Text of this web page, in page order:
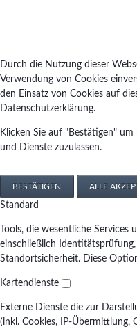
Durch die Nutzung dieser
Verwendung von Cookies
den Einsatz von Cookies auf
Datenschutzerklärung.
Klicken Sie auf "Bestätigen"
und Dienste zuzulassen.
BESTÄTIGEN ALLE
Standard
Tools, die wesentliche
einschließlich
Standortsicherheit. Diese
Kartendienste
Externe Dienste die zur
(inkl. Cookies, IP-Übermittlung,